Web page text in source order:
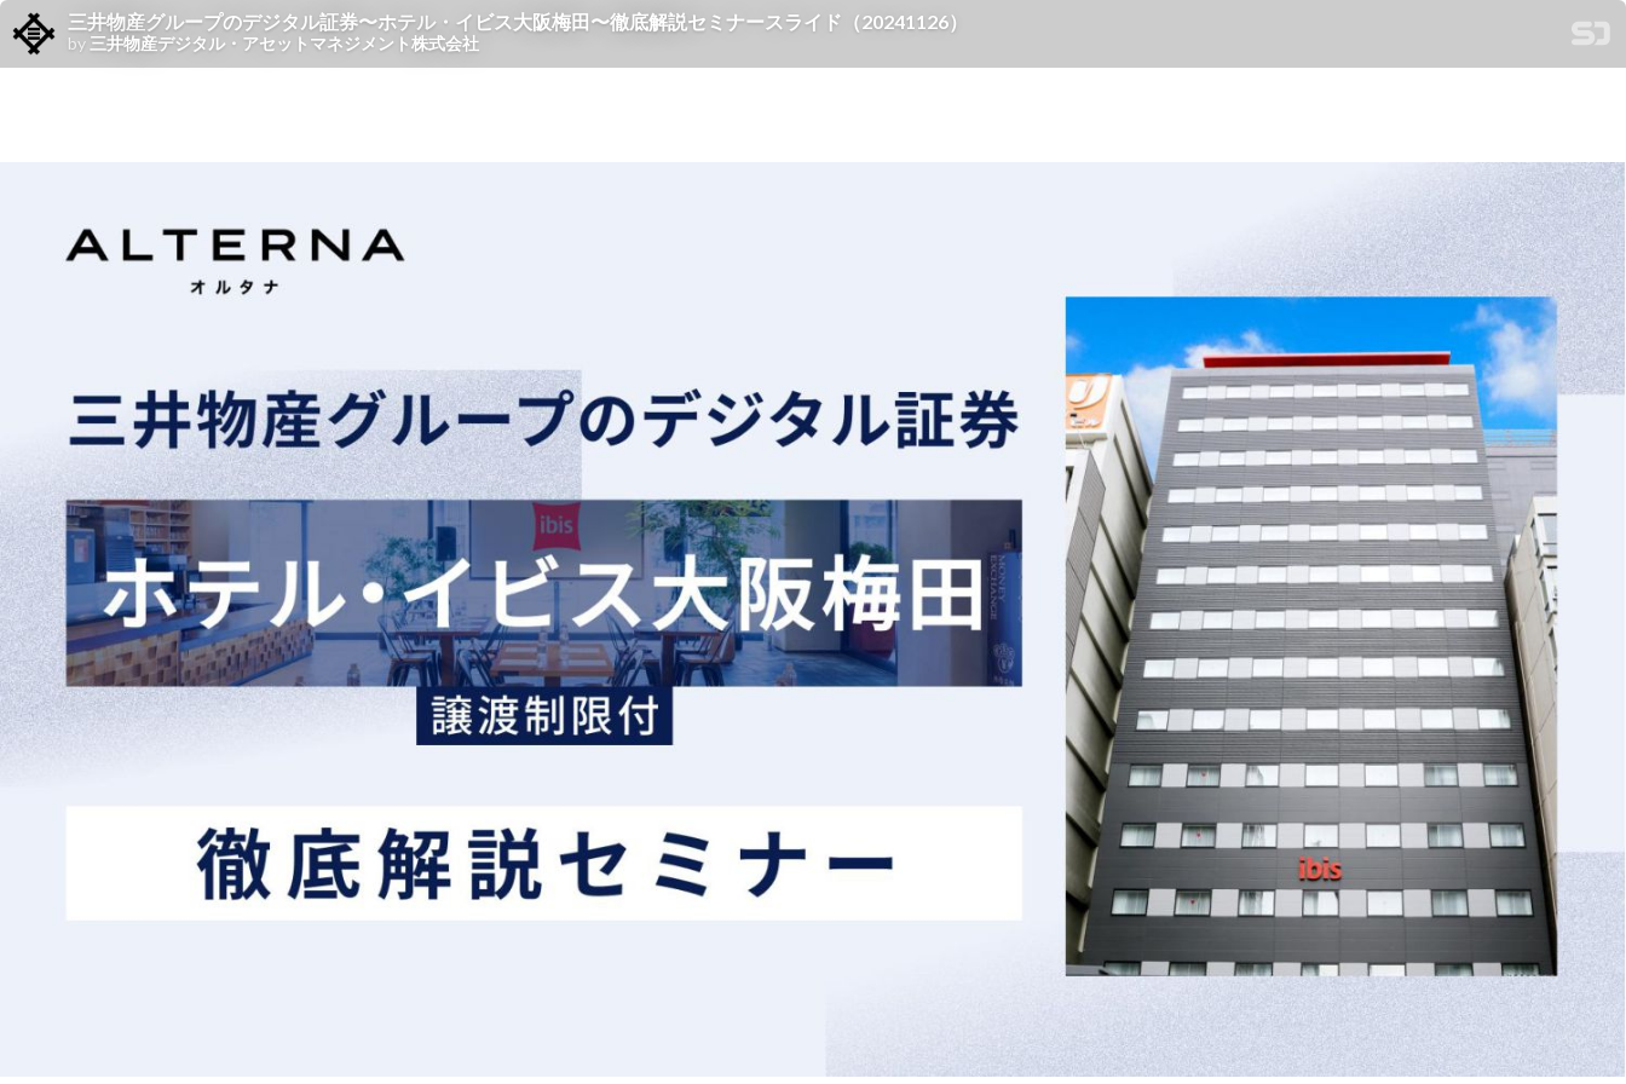
三井物産グループのデジタル証券〜ホテル・イビス大阪梅田〜徹底解説セミナースライド（20241126）
by 三井物産デジタル・アセットマネジメント株式会社